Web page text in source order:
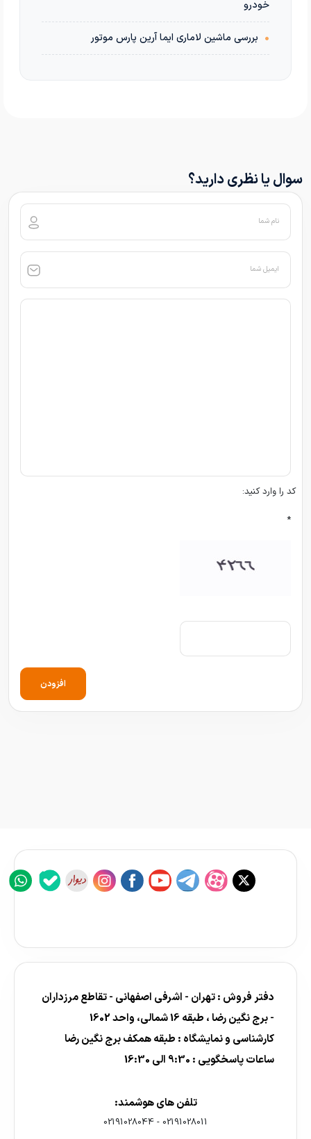
خودرو
• بررسی ماشین لاماری ایما آرین پارس موتور
سوال یا نظری دارید؟
نام شما
ایمیل شما
کد را وارد کنید:
*
افزودن
دفتر فروش : تهران - اشرفی اصفهانی - تقاطع مرزداران
- برج نگین رضا ، طبقه 16 شمالی، واحد 1602
کارشناسی و نمایشگاه : طبقه همکف برج نگین رضا
ساعات پاسخگویی : 9:30 الی 16:30
تلفن های هوشمند:
02191028011
-
02191028044